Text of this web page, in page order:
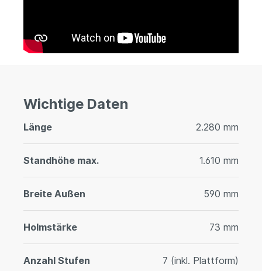
Wichtige Daten
Länge 2.280 mm
Standhöhe max. 1.610 mm
Breite Außen 590 mm
Holmstärke 73 mm
Anzahl Stufen 7 (inkl. Plattform)